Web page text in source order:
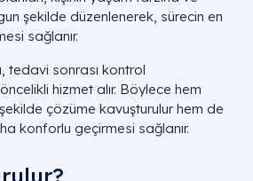
şekilde düzenlenerek, sürecin en
sağlanır.
tedavi sonrası kontrol
hizmet alır. Böylece hem
şekilde çözüme kavuşturulur hem de
konforlu geçirmesi sağlanır.